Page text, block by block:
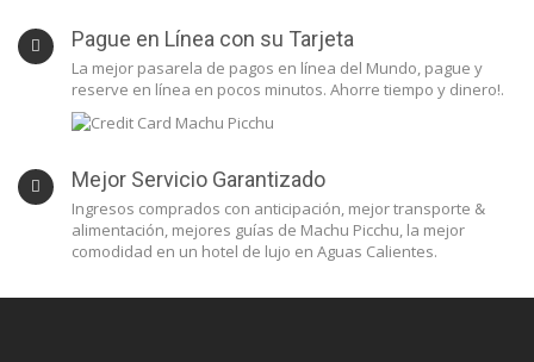
Pague en Línea con su Tarjeta
La mejor pasarela de pagos en línea del Mundo, pague y
reserve en línea en pocos minutos. Ahorre tiempo y dinero!.
Mejor Servicio Garantizado
Ingresos comprados con anticipación, mejor transporte &
alimentación, mejores guías de Machu Picchu, la mejor
comodidad en un hotel de lujo en Aguas Calientes.